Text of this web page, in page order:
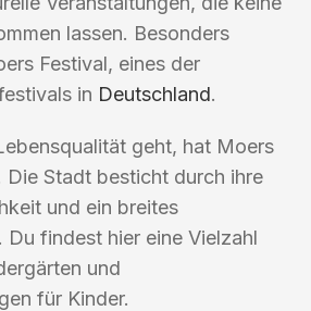
lassen. Besonders
Festival, eines der
in Deutschland.
geht, hat Moers
Die Stadt besticht durch ihre
und ein breites
Du findest hier eine Vielzahl
und
für Kinder.